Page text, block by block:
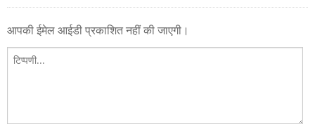
आपकी ईमेल आईडी प्रकाशित नहीं की जाएगी।